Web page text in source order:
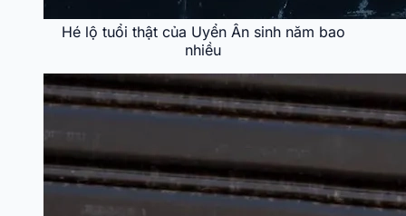
Hé lộ tuổi thật của Uyển Ân sinh năm bao
nhiều